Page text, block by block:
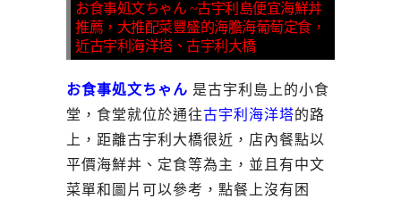
お食事処文ちゃん ~古宇利島便宜海鮮丼
推薦，大推配菜豐盛的海膽海葡萄定食，
近古宇利海洋塔、古宇利大橋
お食事処文ちゃん 是古宇利島上的小食
堂，食堂就位於通往古宇利海洋塔的路
上，距離古宇利大橋很近，店內餐點以
平價海鮮丼、定食等為主，並且有中文
菜單和圖片可以參考，點餐上沒有困